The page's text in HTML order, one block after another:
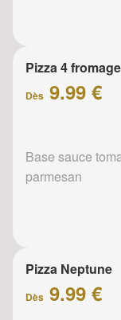
Pizza 4
Dès 9.99 €
Base sauce
parmesan
Pizza Neptune
Dès 9.99 €